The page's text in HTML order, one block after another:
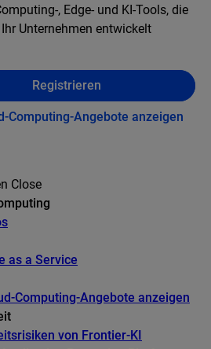
, Edge- und KI-Tools, die
Unternehmen entwickelt
Registrieren
Computing-Angebote anzeigen
Close
as a Service
Computing-Angebote anzeigen
von Frontier-KI